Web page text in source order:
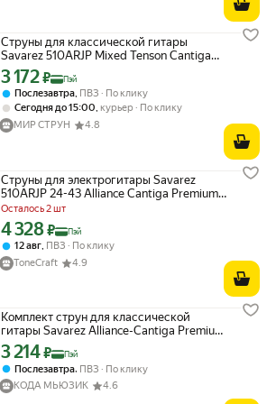
Струны для классической гитары
Savarez 510ARJP Mixed Tenson Cantiga
Premium
Цена с картой Яндекс Пэй 3172 ₽ вместо
3 172₽ Пэй
Послезавтра, ПВЗ
По клику
Сегодня до 15:00, курьер
По клику
МИР СТРУН
4.8
Струны для электрогитары Savarez
510ARJP 24-43 Alliance Cantiga Premium
Nylon
Осталось 2 шт
Цена с картой Яндекс Пэй 4328 ₽ вместо
4 328₽ Пэй
12 авг ПВЗ
По клику
ToneCraft
4.9
Комплект струн для классической
гитары Savarez Alliance-Cantiga Premium
510ARJP
Цена с картой Яндекс Пэй 3214 ₽ вместо
3 214₽ Пэй
Послезавтра, ПВЗ
По клику
КОДА МЬЮЗИК
4.6